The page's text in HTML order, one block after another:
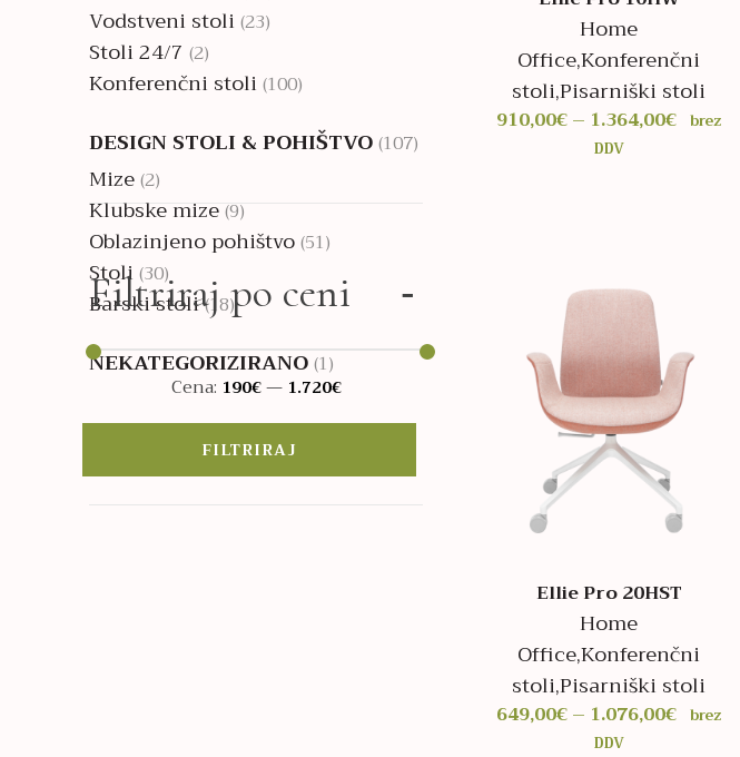
Vodstveni stoli (23)
Stoli 24/7 (2)
Konferenčni stoli (100)
DESIGN STOLI & POHIŠTVO(107)
Mize(2)
Klubske mize(9)
Oblazinjeno pohištvo(51)
Stoli (30)
Barski stoli(18)
NEKATEGORIZIRANO(1)
Filtriraj po ceni
Min
cena
Max
cena
FILTRIRAJ
Cena: 190€— 1.720€
Home
Office,Konferenčni
stoli,Pisarniški stoli
910,00€– 1.364,00€Cenovni
brez
DDV
Home
Office,Konferenčni
stoli,Pisarniški stoli
Ellie Pro 20HST
649,00€– 1.076,00€Cenovni
brez
DDV